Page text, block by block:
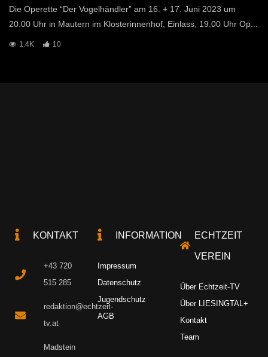
Die Operette “Der Vogelhändler” am 16. + 17. Juni 2023 um
20.00 Uhr in Mautern im Klosterinnenhof, Einlass, 19.00 Uhr Op...
1.4K 10
KONTAKT
+43 720
515 285
redaktion@echtzeit-
tv.at
Madstein
INFORMATION
Impressum
Datenschutz
Jugendschutz
AGB
ECHTZEIT
VEREIN
Über Echtzeit-TV
Über LIESINGTAL+
Kontakt
Team